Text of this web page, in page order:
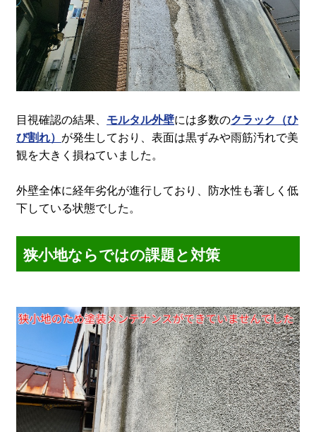
目視確認の結果、 モルタル外壁には多数のクラック（ひ
び割れ） が発生しており、表面は黒ずみや雨筋汚れで美
観を大きく損ねていました。
外壁全体に経年劣化が進行しており、防水性も著しく低
下している状態でした。
狭小地ならではの課題と対策